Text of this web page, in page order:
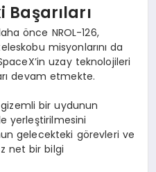
Başarıları
önce NROL-126,
misyonlarını da
uzay teknolojileri
devam etmekte.
bir uydunun
yerleştirilmesini
gelecekteki görevleri ve
net bir bilgi